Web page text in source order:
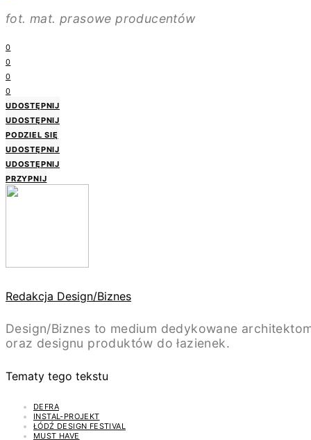
fot. mat. prasowe producentów
0
0
0
0
UDOSTĘPNIJ
UDOSTĘPNIJ
PODZIEL SIĘ
UDOSTĘPNIJ
UDOSTĘPNIJ
PRZYPNIJ
Redakcja Design/Biznes
Design/Biznes to medium dedykowane
oraz designu produktów do łazienek.
Tematy tego tekstu
DEFRA
INSTAL-PROJEKT
ŁÓDŹ DESIGN FESTIVAL
MUST HAVE